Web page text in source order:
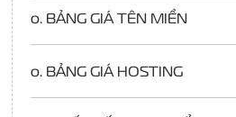
o. BẢNG GIÁ TÊN MIỀN
o. BẢNG GIÁ HOSTING